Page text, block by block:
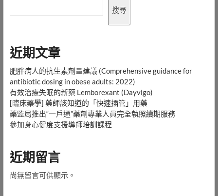
搜尋
近期文章
肥胖病人的抗生素劑量建議 (Comprehensive guidance for
antibiotic dosing in obese adults: 2022)
有效治療失眠的新藥 Lemborexant (Dayvigo)
[臨床藥學] 藥師該知道的「快速插管」用藥
藥監局推出“一戶通”藥劑專業人員完全執照續期服務
參加身心健度支援導師培訓課程
近期留言
尚無留言可供顯示。